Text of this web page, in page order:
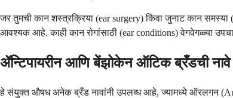
जर तुमची कान शस्त्रक्रिया (ear surgery) किंवा जुनाट कान समस्या
आवश्यक आहे. काही कान रोगांसाठी (ear conditions) वेगवेगळ्या
ॲन्टिपायरीन आणि बेंझोकेन ऑटिक ब्रँडची नावे
हे संयुक्त औषध अनेक ब्रँड नावांनी उपलब्ध आहे, ज्यामध्ये ऑरलगन